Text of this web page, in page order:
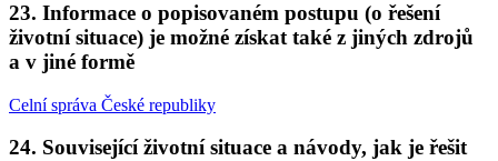
23. Informace o popisovaném postupu (o řešení
životní situace) je možné získat také z jiných zdrojů
a v jiné formě
Celní správa České republiky
24. Související životní situace a návody, jak je řešit